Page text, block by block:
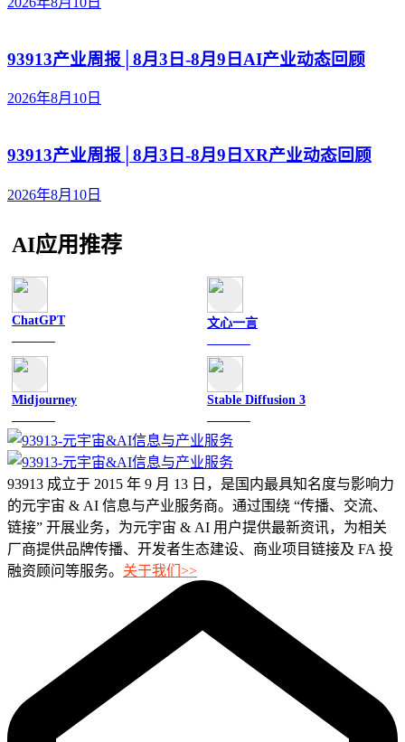
93913产业周报│8月3日-8月9日AI产业动态回顾
2026年8月10日
93913产业周报│8月3日-8月9日XR产业动态回顾
2026年8月10日
AI应用推荐
ChatGPT 文心一言
Midjourney Stable Diffusion 3
93913 成立于 2015 年 9 月 13 日，是国内最具知名度与影响力
的元宇宙 & AI 信息与产业服务商。通过围绕 “传播、交流、
链接” 开展业务，为元宇宙 & AI 用户提供最新资讯，为相关
厂商提供品牌传播、开发者生态建设、商业项目链接及 FA 投
融资顾问等服务。 关于我们>>